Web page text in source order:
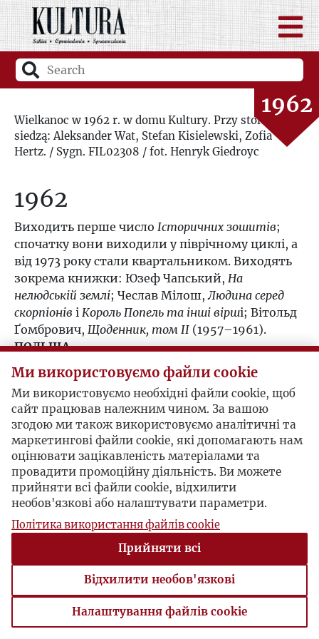
1960
1961
1962
1963
1965
1966
1967
1968
1970
1972
1973
1974
Wielkanoc w 1962 r. w domu Kultury. Przy stole
siedzą: Aleksander Wat, Stefan Kisielewski, Zofia
Hertz. / Sygn. FIL02308 / fot. Henryk Giedroyc
1962
Виходить першe число Історичних зошитів;
спочатку вони виходили у піврічному циклі, а
від 1973 року стали квартальником. Виходять
зокрема книжки: Юзеф Чапський, На
нелюдській землі; Чеслав Мілош,Людина серед
скорпіонів і Король Попель та інші вірші; Вітольд
Ґомбрович, Щоденник, том ІІ (1957–1961).
ПОЛЬЩА
Ганна Рудзинська, секретар опозиційного
Клубу Кривого Кола, засуджена на рік в’язниці
за співпрацю з Культурою. Варшавський Клуб
Кривого Кола закривають.
СВІТ
Ув’язнення Нельсона Мандели. Кубинська
криза.
Ми використовуємо файли cookie
Ми використовуємо необхідні файли cookie, щоб
сайт працював належним чином. За вашою
згодою ми також використовуємо аналітичні та
маркетингові файли cookie, які допомагають нам
оцінювати зацікавленість матеріалами та
провадити промоційну діяльність. Ви можете
прийняти всі файли cookie, відхилити
необов'язкові або налаштувати параметри.
Політика використання файлів cookie
Прийняти всі
Відхилити необов'язкові
Налаштування файлів cookie
Налаштування файлів cookie